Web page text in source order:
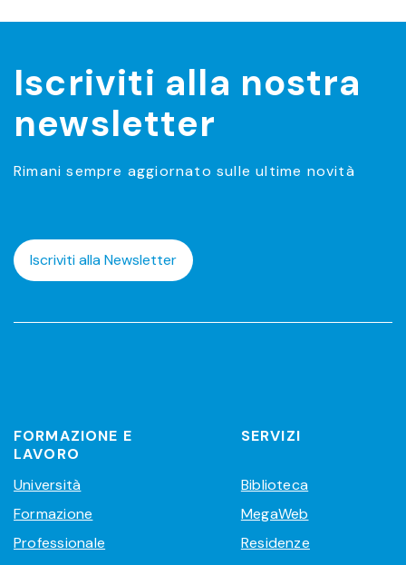
Iscriviti alla nostra
newsletter
Rimani sempre aggiornato sulle ultime novità
Iscriviti alla Newsletter
FORMAZIONE E
LAVORO
Università
Formazione
Professionale
SERVIZI
Biblioteca
MegaWeb
Residenze